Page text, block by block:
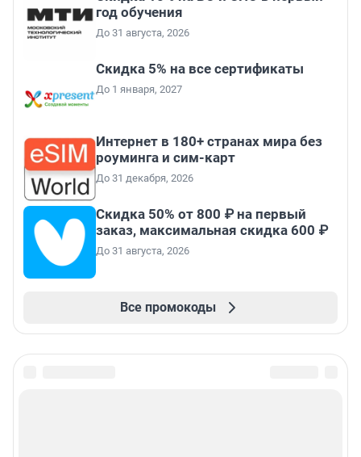
год обучения
До 31 августа, 2026
Скидка 5% на все сертификаты
До 1 января, 2027
Интернет в 180+ странах мира без
роуминга и сим-карт
До 31 декабря, 2026
Скидка 50% от 800 ₽ на первый
заказ, максимальная скидка 600 ₽
До 31 августа, 2026
Все промокоды